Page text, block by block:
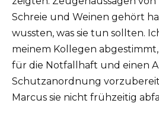
Schreie und Weinen gehört
wussten, was sie tun sollten.
meinem Kollegen
für die Notfallhaft und einen
Schutzanordnung
Marcus sie nicht frühzeitig